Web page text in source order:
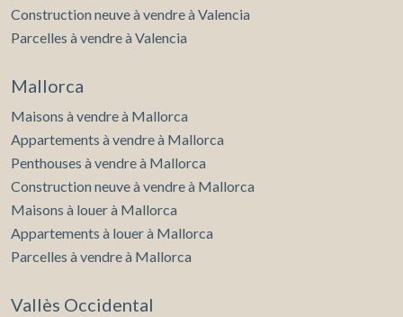
Construction neuve à vendre à Valencia
Parcelles à vendre à Valencia
Mallorca
Maisons à vendre à Mallorca
Appartements à vendre à Mallorca
Penthouses à vendre à Mallorca
Construction neuve à vendre à Mallorca
Maisons à louer à Mallorca
Appartements à louer à Mallorca
Parcelles à vendre à Mallorca
Vallès Occidental